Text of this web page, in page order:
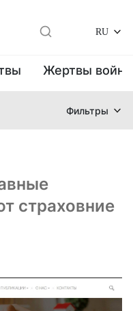
RU
Жертвы
Фильтры
страховние